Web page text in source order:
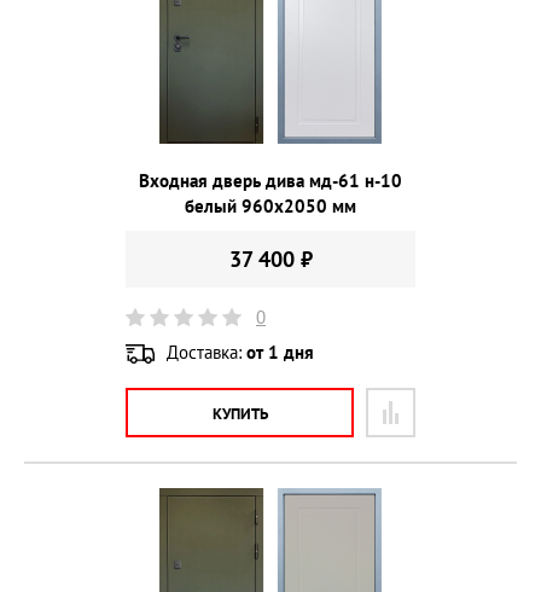
Входная дверь дива мд-61 н-10
белый 960х2050 мм
37 400 ₽
0
Доставка: от 1 дня
КУПИТЬ